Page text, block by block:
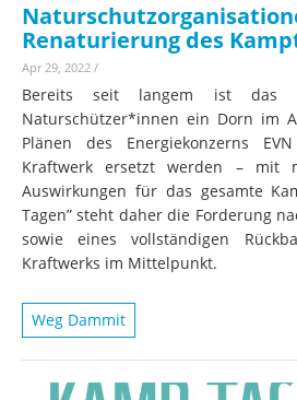
Renaturierung des
Apr 29, 2022 /
Bereits seit langem ist das
Naturschützer*innen ein Dorn im
Plänen des Energiekonzerns
Kraftwerk ersetzt werden – mit
Auswirkungen für das gesamte
Tagen” steht daher die Forderung
sowie eines vollständigen
Kraftwerks im Mittelpunkt.
Weg Dammit